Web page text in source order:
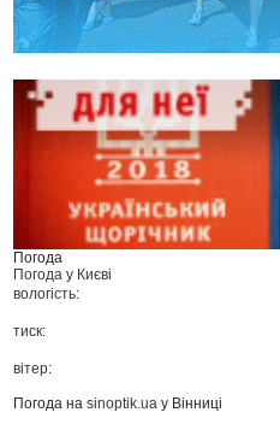
Погода
Погода у Києві
вологість:
тиск:
вітер:
Погода наsinoptik.ua у Вінниці